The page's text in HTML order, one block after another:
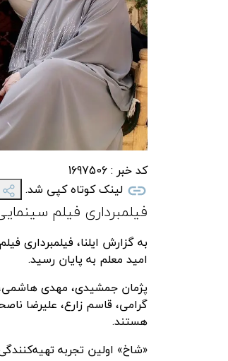
کد خبر :1697506
لینک کوتاه کپی شد.
فیلمبرداری فیلم
به گزارش ایلنا، فیلمبرداری
امید معلم به پایان رسید.
پژمان جمشیدی، مهدی هاشمی،
گرامی، قاسم زارع، علیرضا
هستند.
«شاخ» اولین تجربه